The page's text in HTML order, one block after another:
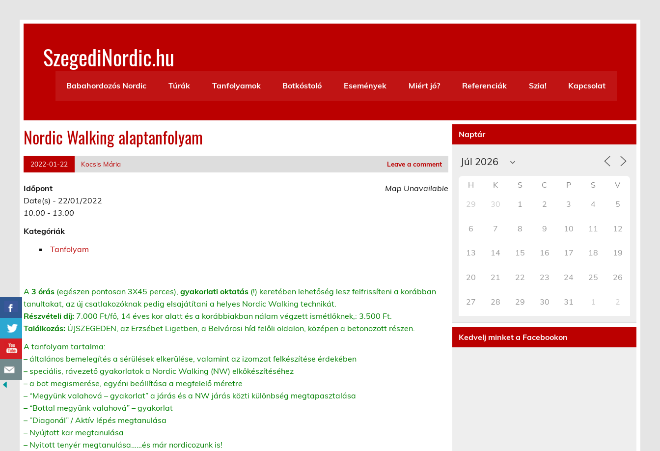
content
SzegediNordic.hu
Babahordozós Nordic
Túrák Tanfolyamok Botkóstoló Események Miért jó? Referenciák Szia! Kapcsolat
Nordic Walking alaptanfolyam
2022-01-22 Kocsis Mária Leave a comment
Map Unavailable
Időpont
Date(s) - 22/01/2022
10:00 - 13:00
Kategóriák
Tanfolyam
A3 órás (egészen pontosan 3X45 perces),gyakorlati oktatás (!) keretében lehetőség lesz felfrissíteni a korábban
tanultakat, az új csatlakozóknak pedig elsajátítani a helyes Nordic Walking technikát.
Részvételi díj: 7.000 Ft/fő, 14 éves kor alatt és a korábbiakban nálam végzett ismétlőknek,: 3.500 Ft.
Találkozás: ÚJSZEGEDEN, az Erzsébet Ligetben, a Belvárosi híd felőli oldalon, középen a betonozott részen.
A tanfolyam tartalma:
– általános bemelegítés a sérülések elkerülése, valamint az izomzat felkészítése érdekében
– speciális, rávezető gyakorlatok a Nordic Walking (NW) elkőkészítéséhez
– a bot megismerése, egyéni beállítása a megfelelő méretre
– “Megyünk valahová – gyakorlat” a járás és a NW járás közti különbség megtapasztalása
– “Bottal megyünk valahová” – gyakorlat
– ”Diagonál” / Aktív lépés megtanulása
– Nyújtott kar megtanulása
– Nyitott tenyér megtanulása……és már nordicozunk is!
Naptár
H K S C P S
V
29
30 1 2 3 4 5
6 7 8 9 10 11 12
13 14 15 16 17 18 19
20 21 22 23 24 25 26
27 28 29 30 31 1 2
Kedvelj minket a Facebookon